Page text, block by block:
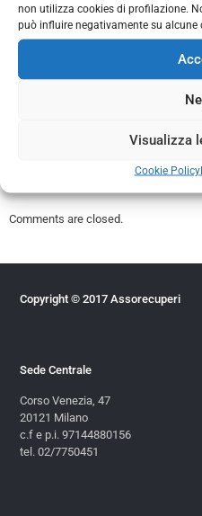
non utilizza cookies di profilazione.
può influire negativamente su alcune
Visualizza
Cookie Policy
avrai unbonus di
fattura del
forniture dell’attività.
sarai ricontattato
Comments are closed.
Copyright © 2017 Assorecuperi
Sede Centrale
Corso Venezia, 47
20121 Milano
c.f e p.i. 97144880156
tel. 02/7750451